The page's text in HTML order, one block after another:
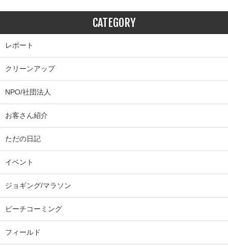
CATEGORY
レポート
クリーンアップ
NPO/社団法人
お客さん紹介
ただの日記
イベント
ジョギング/マラソン
ビーチコーミング
フィールド